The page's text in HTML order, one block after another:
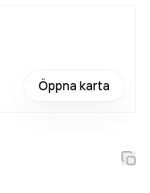
Öppna karta